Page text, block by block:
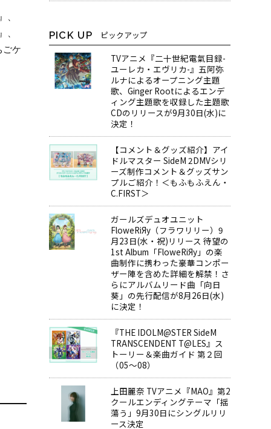
、
、
ごケ
PICK UP ピックアップ
TVアニメ『二十世紀電氣目録-
ユーレカ・エヴリカ-』五阿弥
ルナによるオープニング主題
歌、Ginger Rootによるエンデ
ィング主題歌を収録した主題歌
CDのリリースが9月30日(水)に
決定！
【コメント＆グッズ紹介】アイ
ドルマスター SideM 2DMVシリ
ーズ制作コメント＆グッズサン
プルご紹介！＜もふもふえん・
C.FIRST＞
ガールズデュオユニット
FloweRiЯy（フラワリリー）9
月23日(水・祝)リリース 待望の
1st Album「FloweRiЯy」の楽
曲制作に携わった豪華コンポー
ザー陣を含めた詳細を解禁！さ
らにアルバムリード曲「向日
葵」の先行配信が8月26日(水)
に決定！
『THE IDOLM@STER SideM
TRANSCENDENT T@LES』ス
トーリー＆楽曲ガイド 第２回
（05～08）
上田麗奈 TVアニメ『MAO』第2
クールエンディングテーマ「揺
蕩う」9月30日にシングルリリ
ース決定